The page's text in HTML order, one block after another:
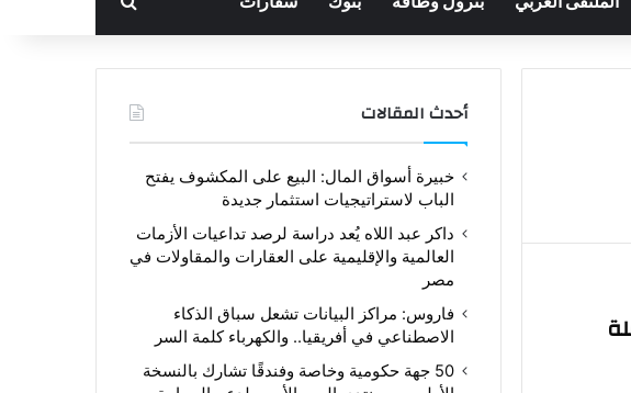
أحدث المقالات
خبيرة أسواق المال: البيع على المكشوف يفتح
الباب لاستراتيجيات استثمار جديدة
داكر عبد اللاه يُعد دراسة لرصد تداعيات الأزمات
العالمية والإقليمية على العقارات والمقاولات في
مصر
فاروس: مراكز البيانات تشعل سباق الذكاء
الاصطناعي في أفريقيا.. والكهرباء كلمة السر
50 جهة حكومية وخاصة وفندقًا تشارك بالنسخة